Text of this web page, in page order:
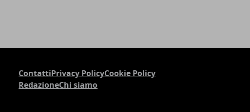
ContattiPrivacy PolicyCookie Policy
RedazioneChi siamo